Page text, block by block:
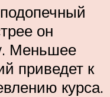
он
Меньшее
приведет к
курса.